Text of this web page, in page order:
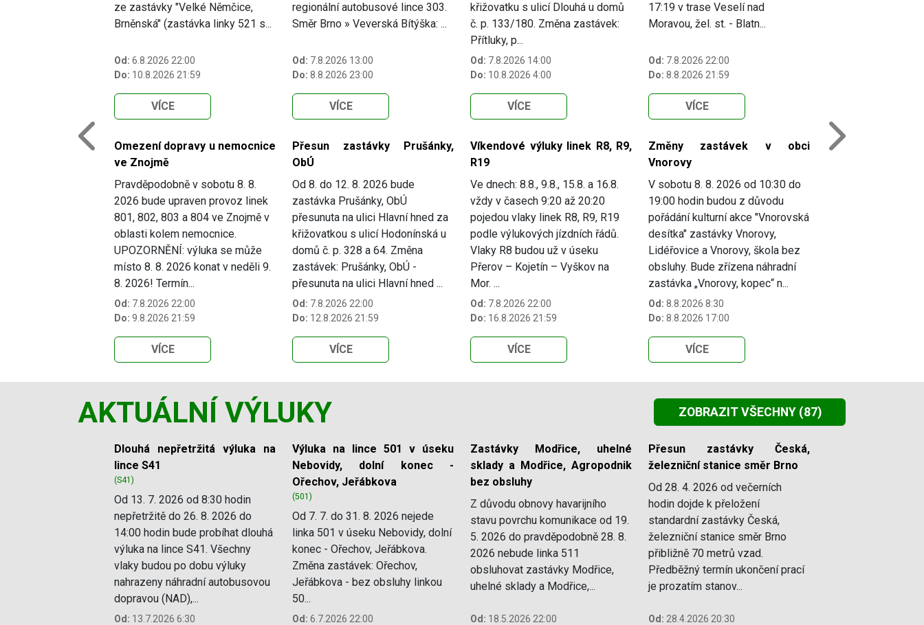
ze zastávky "Velké Němčice,
Brněnská" (zastávka linky 521 s...
Od: 6.8.2026 22:00
Do: 10.8.2026 21:59
VÍCE
regionální autobusové lince 303.
Směr Brno » Veverská Bítýška: ...
Od: 7.8.2026 13:00
Do: 8.8.2026 23:00
VÍCE
křižovatku s ulicí Dlouhá u domů
č. p. 133/180. Změna zastávek:
Přítluky, p...
Od: 7.8.2026 14:00
Do: 10.8.2026 4:00
VÍCE
17:19 v trase Veselí nad
Moravou, žel. st. - Blatn...
Od: 7.8.2026 22:00
Do: 8.8.2026 21:59
VÍCE
Omezení dopravy u nemocnice
ve Znojmě
Pravděpodobně v sobotu 8. 8.
2026 bude upraven provoz linek
801, 802, 803 a 804 ve Znojmě v
oblasti kolem nemocnice.
UPOZORNĚNÍ: výluka se může
místo 8. 8. 2026 konat v neděli 9.
8. 2026! Termín...
Od: 7.8.2026 22:00
Do: 9.8.2026 21:59
VÍCE
Přesun zastávky Prušánky,
ObÚ
Od 8. do 12. 8. 2026 bude
zastávka Prušánky, ObÚ
přesunuta na ulici Hlavní hned za
křižovatkou s ulicí Hodonínská u
domů č. p. 328 a 64. Změna
zastávek: Prušánky, ObÚ -
přesunuta na ulici Hlavní hned ...
Od: 7.8.2026 22:00
Do: 12.8.2026 21:59
VÍCE
Víkendové výluky linek R8, R9,
R19
Ve dnech: 8.8., 9.8., 15.8. a 16.8.
vždy v časech 9:20 až 20:20
pojedou vlaky linek R8, R9, R19
podle výlukových jízdních řádů.
Vlaky R8 budou už v úseku
Přerov – Kojetín – Vyškov na
Mor. ...
Od: 7.8.2026 22:00
Do: 16.8.2026 21:59
VÍCE
Změny zastávek v obci
Vnorovy
V sobotu 8. 8. 2026 od 10:30 do
19:00 hodin budou z důvodu
pořádání kulturní akce "Vnorovská
desítka" zastávky Vnorovy,
Lidéřovice a Vnorovy, škola bez
obsluhy. Bude zřízena náhradní
zastávka „Vnorovy, kopec“ n...
Od: 8.8.2026 8:30
Do: 8.8.2026 17:00
VÍCE
Previous
AKTUÁLNÍ VÝLUKY ZOBRAZIT VŠECHNY(87)
Slide 1 of 11
Dlouhá nepřetržitá výluka na
lince S41
(S41)
Od 13. 7. 2026 od 8:30 hodin
nepřetržitě do 26. 8. 2026 do
14:00 hodin bude probíhat dlouhá
výluka na lince S41. Všechny
vlaky budou po dobu výluky
nahrazeny náhradní autobusovou
dopravou (NAD),...
Od: 13.7.2026 6:30
Výluka na lince 501 v úseku
Nebovidy, dolní konec -
Ořechov, Jeřábkova
(501)
Od 7. 7. do 31. 8. 2026 nejede
linka 501 v úseku Nebovidy, dolní
konec - Ořechov, Jeřábkova.
Změna zastávek: Ořechov,
Jeřábkova - bez obsluhy linkou
50...
Od: 6.7.2026 22:00
Zastávky Modřice, uhelné
sklady a Modřice, Agropodnik
bez obsluhy
Z důvodu obnovy havarijního
stavu povrchu komunikace od 19.
5. 2026 do pravděpodobně 28. 8.
2026 nebude linka 511
obsluhovat zastávky Modřice,
uhelné sklady a Modřice,...
Od: 18.5.2026 22:00
Přesun zastávky Česká,
železniční stanice směr Brno
Od 28. 4. 2026 od večerních
hodin dojde k přeložení
standardní zastávky Česká,
železniční stanice směr Brno
přibližně 70 metrů vzad.
Předběžný termín ukončení prací
je prozatím stanov...
Od: 28.4.2026 20:30